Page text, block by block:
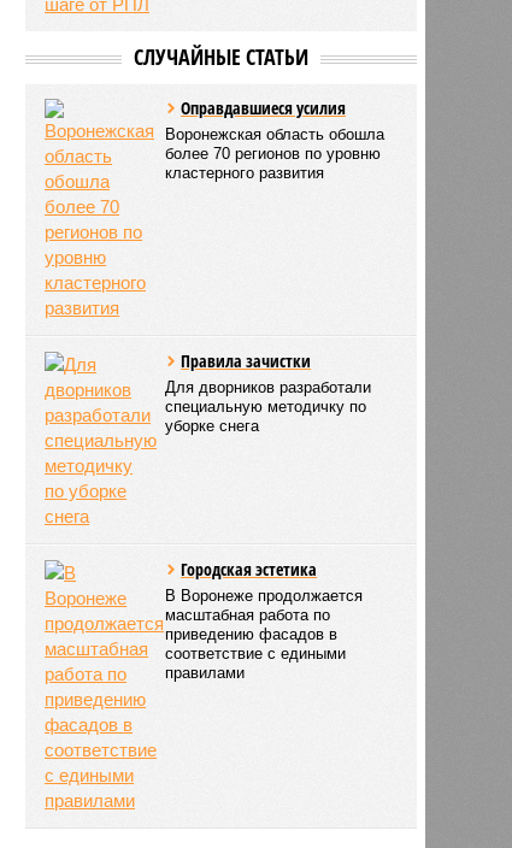
СЛУЧАЙНЫЕ СТАТЬИ
Оправдавшиеся усилия
Воронежская область обошла
более 70 регионов по уровню
кластерного развития
Правила зачистки
Для дворников разработали
специальную методичку по
уборке снега
Городская эстетика
В Воронеже продолжается
масштабная работа по
приведению фасадов в
соответствие с едиными
правилами